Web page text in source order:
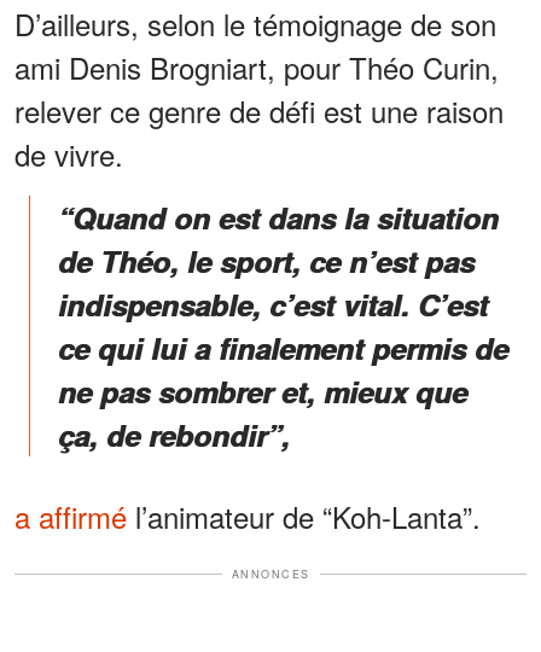
D’ailleurs, selon le témoignage de son
ami Denis Brogniart, pour Théo Curin,
relever ce genre de défi est une raison
de vivre.
“Quand on est dans la situation
de Théo, le sport, ce n’est pas
indispensable, c’est vital. C’est
ce qui lui a finalement permis de
ne pas sombrer et, mieux que
ça, de rebondir”,
a affirmé l’animateur de “Koh-Lanta”.
ANNONCES